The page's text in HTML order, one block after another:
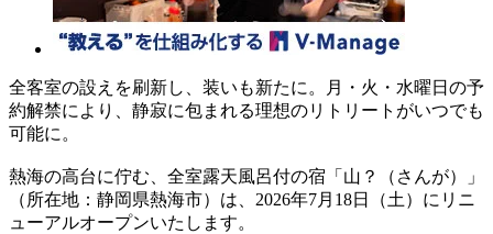
全客室の設えを刷新し、装いも新たに。月・火・水曜日の予
約解禁により、静寂に包まれる理想のリトリートがいつでも
可能に。
熱海の高台に佇む、全室露天風呂付の宿「山？（さんが）」
（所在地：静岡県熱海市）は、2026年7月18日（土）にリニ
ューアルオープンいたします。